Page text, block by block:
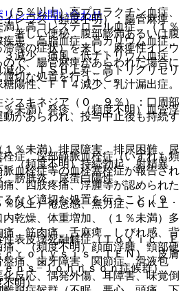
５％以上）高プロラクチン血症、
満）高コレステロール血症、（１％
患、高脂血症、高カリウム血症、
減少、痛風、低ナトリウム血症、
少、ＴＳＨ上昇、高トリグリセリ
陽性、ＦＴ４減少、乳汁漏出症。
未満）発疹、（頻度不明）血管浮
％未満）排尿障害、排尿困難、尿
（頻度不明）持続勃起、射精異
膀胱炎、尿蛋白陽性。
以上）倦怠感、無力症、ＣＫ上
乾燥、体重増加、（１％未満）多
、筋肉痛、舌麻痺、しびれ感、背
、（頻度不明）顔面浮腫、頸部硬
痛、歯牙障害、関節症、滑液包
反応、偶発外傷、耳障害、味覚倒
レウス（頻度不明）：腸管麻痺
、著しい便秘、腹部膨満あるいは腹
等の症状）を来し、麻痺性イレウ
で、腸管麻痺があらわれた場合に
切な処置を行うこと。
スキネジア（０．９％）：口周部
があらわれ、投与中止後も持続す
症、深部静脈血栓症（いずれも頻
血栓症等の血栓塞栓症が報告され
、四肢疼痛、浮腫等が認められた
など適切な処置を行うこと〔９．
表皮壊死融解症（Ｔｏｘｉｃ Ｅ
ｒｏｌｙｓｉｓ：ＴＥＮ）、皮膚
ｎｓ−Ｊｏｈｎｓｏｎ症候群）、
明）。
リシーお問い合わせ